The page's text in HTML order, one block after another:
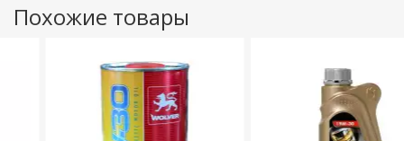
Похожие товары